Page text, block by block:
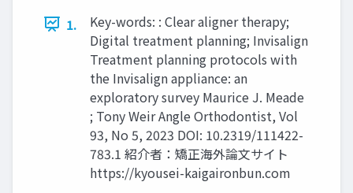
1.
Key-words: : Clear aligner therapy;
Digital treatment planning; Invisalign
Treatment planning protocols with
the Invisalign appliance: an
exploratory survey Maurice J. Meade
; Tony Weir Angle Orthodontist, Vol
93, No 5, 2023 DOI: 10.2319/111422-
783.1 紹介者：矯正海外論文サイト
https://kyousei-kaigaironbun.com